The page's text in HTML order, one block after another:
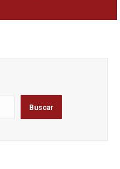
Buscar